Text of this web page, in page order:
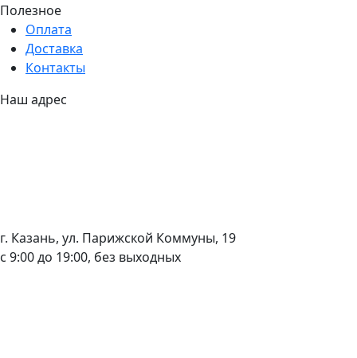
Полезное
Оплата
Доставка
Контакты
Наш адрес
г. Казань, ул. Парижской Коммуны, 19
с 9:00 до 19:00, без выходных